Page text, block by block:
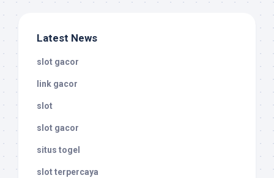
Latest News
slot gacor
link gacor
slot
slot gacor
situs togel
slot terpercaya